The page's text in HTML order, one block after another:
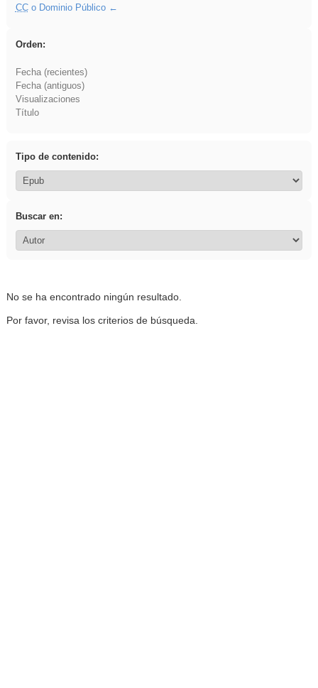
CCo Dominio Público
Orden:
Fecha (recientes)
Fecha (antiguos)
Visualizaciones
Título
Tipo de contenido:
Buscar en:
No se ha encontrado ningún resultado.
Por favor, revisa los criterios de búsqueda.